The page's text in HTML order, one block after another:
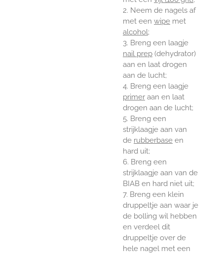
2. Neem de nagels af
met een wipe met
alcohol;
3. Breng een laagje
nail prep (dehydrator)
aan en laat drogen
aan de lucht;
4. Breng een laagje
primer aan en laat
drogen aan de lucht;
5. Breng een
strijklaagje aan van
de rubberbase en
hard uit;
6. Breng een
strijklaagje aan van de
BIAB en hard niet uit;
7. Breng een klein
druppeltje aan waar je
de bolling wil hebben
en verdeel dit
druppeltje over de
hele nagel met een